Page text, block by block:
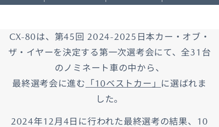
CX-80は、第45回 2024-2025日本カー・オブ・
ザ・イヤーを決定する第一次選考会にて、全31台
のノミネート車の中から、
最終選考会に進む 「10ベストカー」 に選ばれま
した。
2024年12月4日に行われた最終選考の結果、10